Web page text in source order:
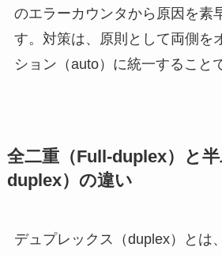
のエラーカウンタから原因を素
す。対策は、原則として両側を
ション（auto）に統一すること
全二重（Full-duplex）と
duplex）の違い
デュプレックス（duplex）とは